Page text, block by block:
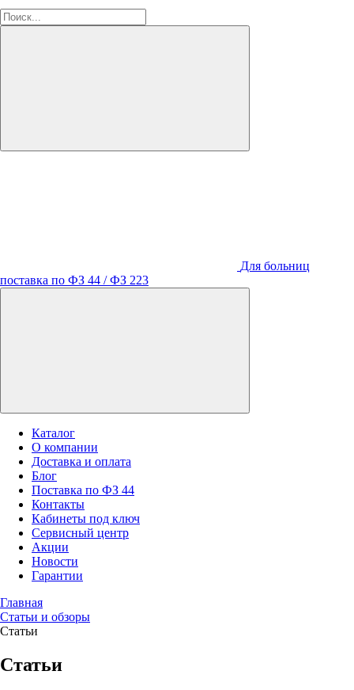
Для больниц
поставка по ФЗ 44 / ФЗ 223
Каталог
О компании
Доставка и оплата
Блог
Поставка по ФЗ 44
Контакты
Кабинеты под ключ
Сервисный центр
Акции
Новости
Гарантии
Главная
Статьи и обзоры
Статьи
Статьи